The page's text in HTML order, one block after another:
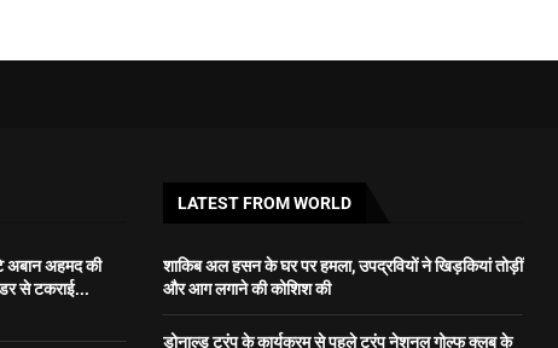
अहमद की
से टकराई...
LATEST FROM WORLD
शाकिब अल हसन के घर पर हमला, उपद्रवियों ने खिड़कियां तोड़ीं
और आग लगाने की कोशिश की
डोनाल्ड ट्रंप के कार्यक्रम से पहले ट्रंप नेशनल गोल्फ क्लब के